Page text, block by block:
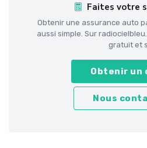
Faites votre
Obtenir une assurance auto
aussi simple. Sur
gratuit et
Obtenir un
Nous